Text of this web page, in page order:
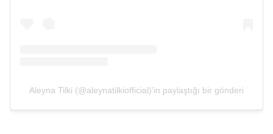
Aleyna Tilki (@aleynatilkiofficial)'in paylaştığı bir gönderi